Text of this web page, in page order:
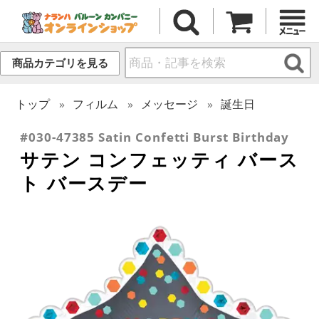
商品カテゴリを見る
トップ フィルム メッセージ 誕生日
#030-47385 Satin Confetti Burst Birthday
サテン コンフェッティ バース
ト バースデー